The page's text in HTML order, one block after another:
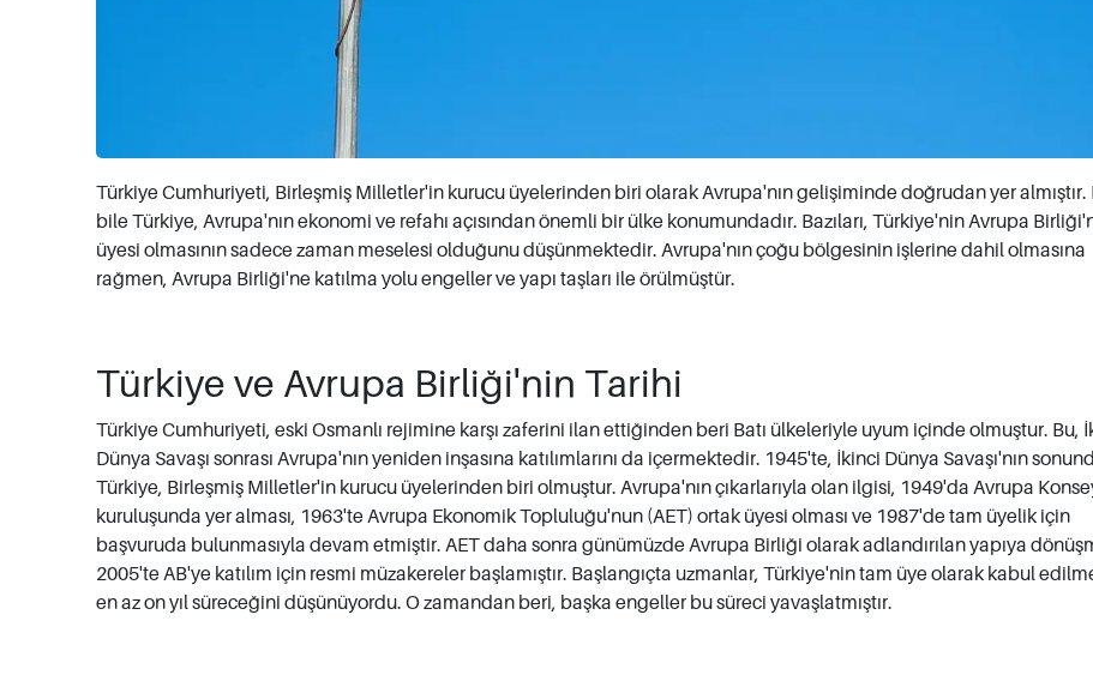
Türkiye Cumhuriyeti, Birleşmiş Milletler'in kurucu üyelerinden biri olarak Avrupa'nın gelişiminde doğrudan yer almıştır.
bile Türkiye, Avrupa'nın ekonomi ve refahı açısından önemli bir ülke konumundadır. Bazıları, Türkiye'nin Avrupa
üyesi olmasının sadece zaman meselesi olduğunu düşünmektedir. Avrupa'nın çoğu bölgesinin işlerine dahil olmasına
rağmen, Avrupa Birliği'ne katılma yolu engeller ve yapı taşları ile örülmüştür.
Türkiye ve Avrupa Birliği'nin Tarihi
Türkiye Cumhuriyeti, eski Osmanlı rejimine karşı zaferini ilan ettiğinden beri Batı ülkeleriyle uyum içinde olmuştur. Bu,
Dünya Savaşı sonrası Avrupa'nın yeniden inşasına katılımlarını da içermektedir. 1945'te, İkinci Dünya Savaşı'nın
Türkiye, Birleşmiş Milletler'in kurucu üyelerinden biri olmuştur. Avrupa'nın çıkarlarıyla olan ilgisi, 1949'da Avrupa
kuruluşunda yer alması, 1963'te Avrupa Ekonomik Topluluğu'nun (AET) ortak üyesi olması ve 1987'de tam üyelik için
başvuruda bulunmasıyla devam etmiştir. AET daha sonra günümüzde Avrupa Birliği olarak adlandırılan yapıya
2005'te AB'ye katılım için resmi müzakereler başlamıştır. Başlangıçta uzmanlar, Türkiye'nin tam üye olarak kabul
en az on yıl süreceğini düşünüyordu. O zamandan beri, başka engeller bu süreci yavaşlatmıştır.